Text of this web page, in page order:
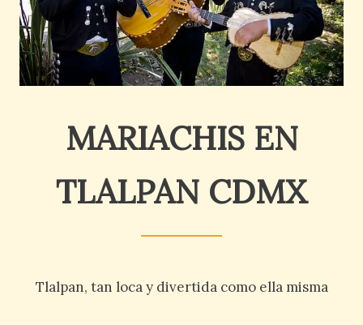
MARIACHIS EN
TLALPAN CDMX
Tlalpan, tan loca y divertida como ella misma